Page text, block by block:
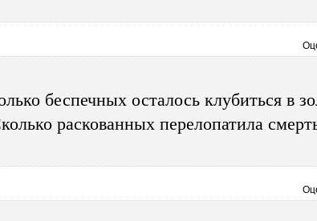
беспечных осталось клубиться в
раскованных перелопатила